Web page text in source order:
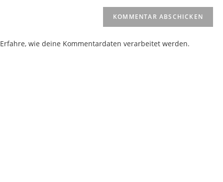
Erfahre, wie deine Kommentardaten verarbeitet werden.